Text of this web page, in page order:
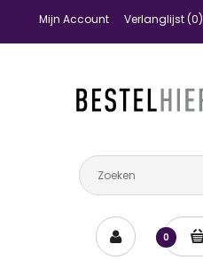
Mijn Account Verlanglijst (0)
0